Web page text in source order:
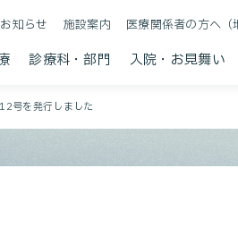
お知らせ 施設案内 医療関係者の方へ（
診療科・部門 入院・お見舞い
号を発行しました